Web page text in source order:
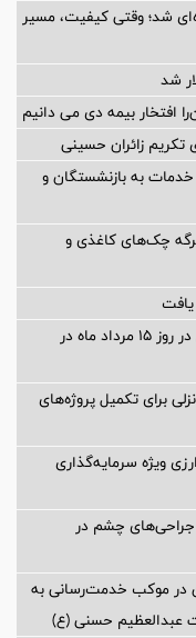
شد؛ وقتی کیفیت، مسیر
افتخار بیمه دی می دانیم
زائران حسینی
خدمات به بازنشستگان و
تعیین تکلیف 80 درصد برگه چک‌های کاغذی و
اسامی شعب کشیک موسسه اعتباری ملل در روز 15 مرداد ماه در
برای تكمیل پروژه‌های
ویژه سرمایه‌گذاری
جراحی‌های چشم در
در موکب خدمت‌رسانی به
عبدالعظیم حسنی (ع)